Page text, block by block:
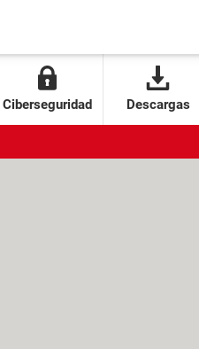
Ciberseguridad Descargas